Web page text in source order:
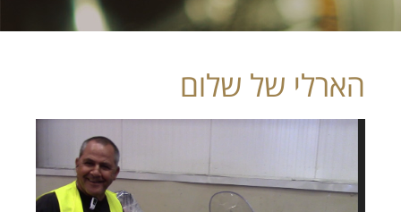
הארלי של שלום